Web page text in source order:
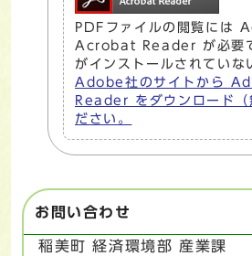
PDFファイルの閲覧には
Acrobat Reader が必要
がインストールされていな
Adobe社のサイトから
Reader をダウンロード（
ださい。
お問い合わせ
稲美町 経済環境部 産業課